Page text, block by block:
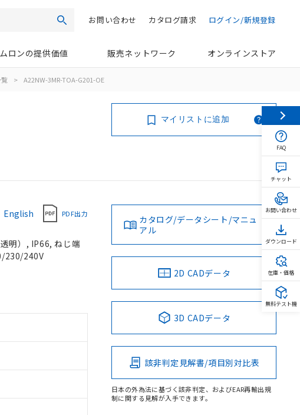
検索 ログイン/新規登録
カタログ請求
お問い合わせ
ロンの提供価値 販売ネットワーク オンラインストア
> A22NW-3MR-TOA-G201-OE
マイリストに追加
English PDF出力
明）, IP66, ねじ端
230/240V
カタログ/データシート/マニュ
アル
2D CADデータ
3D CADデータ
該非判定見解書/項目別対比表
日本の外為法に基づく該非判定、およびEAR再輸出規
制に関する見解が入手できます。
FAQ
チャット
お問い合わせ
ダウンロード
在庫・価格
無料テスト機